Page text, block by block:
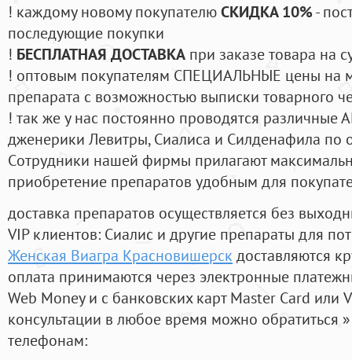
! каждому новому покупателюСКИДКА 10%-
последующие покупки
! БЕСПЛАТНАЯ ДОСТАВКА при заказе товара на
! оптовым покупателям СПЕЦИАЛЬНЫЕ цены на
препарата с возможностью выписки товарного
! так же у нас постоянно проводятся
дженерики Левитры, Сиалиса и Силденафила по
Cотрудники нашей фирмы прилагают
приобретение препаратов удобным для
доставка препаратов осуществляется без
VIP клиентов: Сиалис и другие препараты для
Женская Виагра Красновишерск доставляются
оплата принимаются через электронные
Web Money и с банковских карт Master Card или
консультации в любое время можно обратиться
телефонам: